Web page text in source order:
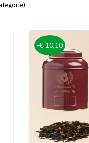
-€ 10,10